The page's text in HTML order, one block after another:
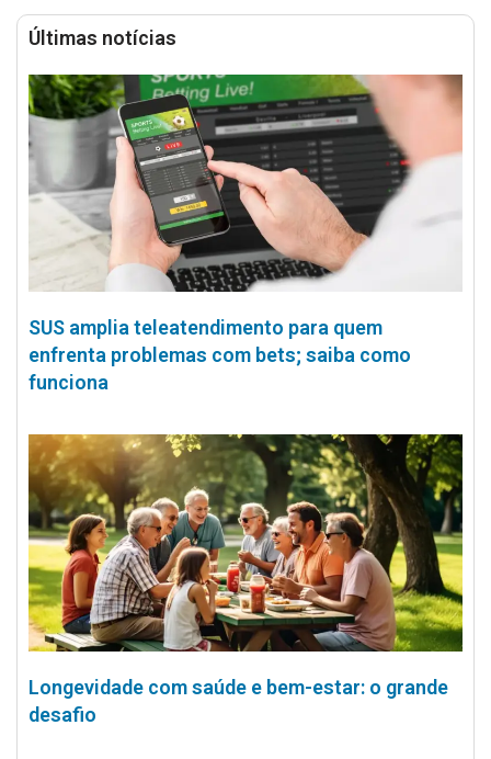
Últimas notícias
SUS amplia teleatendimento para quem
enfrenta problemas com bets; saiba como
funciona
Longevidade com saúde e bem-estar: o grande
desafio